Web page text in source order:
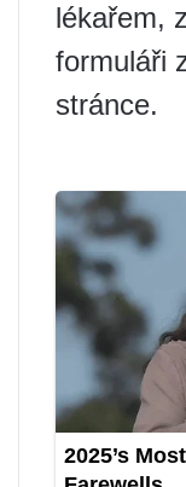
lékařem,
formuláři
stránce.